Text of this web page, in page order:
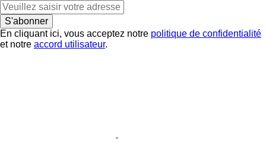
S'abonner
En cliquant ici, vous acceptez notre politique de confidentialité
et notre accord utilisateur.